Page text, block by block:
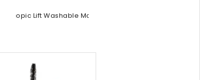
Lift Washable Mascara